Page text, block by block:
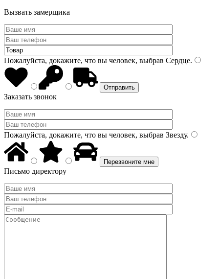
Вызвать замерщика
Пожалуйста, докажите, что вы человек, выбрав Сердце.
Заказать звонок
Пожалуйста, докажите, что вы человек, выбрав Звезду.
Письмо директору